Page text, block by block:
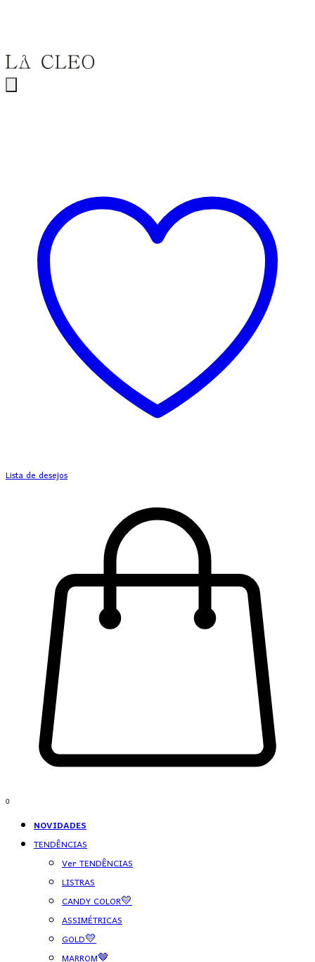
Lista de desejos
0
NOVIDADES
TENDÊNCIAS
Ver TENDÊNCIAS
LISTRAS
CANDY COLOR💛
ASSIMÉTRICAS
GOLD💛